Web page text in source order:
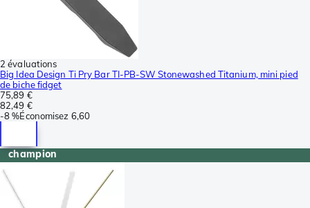
2 évaluations
Big Idea Design Ti Pry Bar TI-PB-SW Stonewashed Titanium, mini pied
de biche fidget
75,89 €
82,49 €
-8 %Économisez 6,60
champion